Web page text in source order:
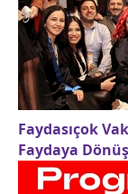
Faydasıçok
Faydaya